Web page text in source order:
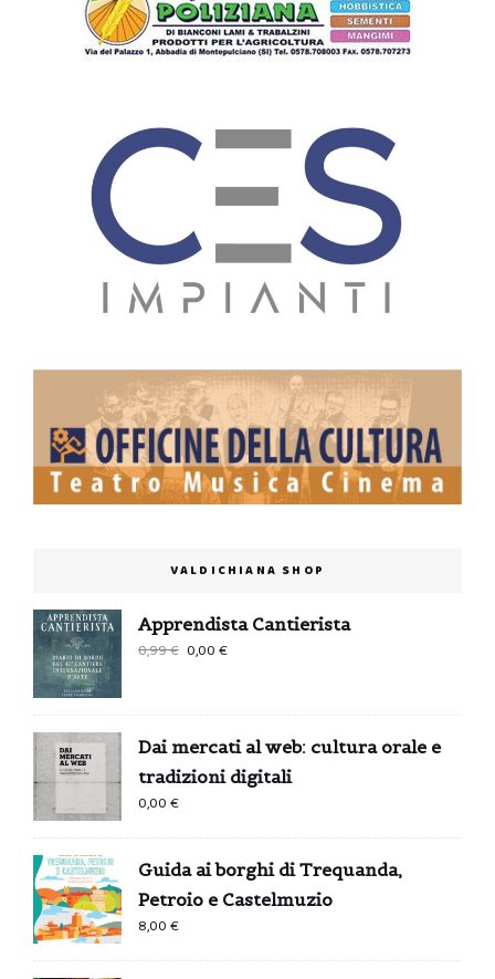
VALDICHIANA SHOP
Apprendista Cantierista
0,99€
era:
0,99 €.
0,00€
è:
0,00 €.
Dai mercati al web: cultura orale e
tradizioni digitali
0,00€
Guida ai borghi di Trequanda,
Petroio e Castelmuzio
8,00€